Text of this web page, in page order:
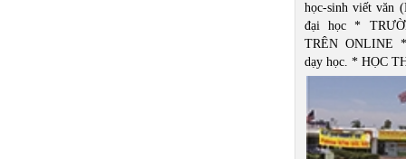
học-sinh viết văn
đại học *
TRÊN ONLINE
dạy học. * HỌC